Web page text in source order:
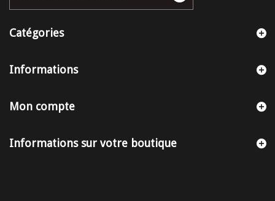
Catégories
Informations
Mon compte
Informations sur votre boutique